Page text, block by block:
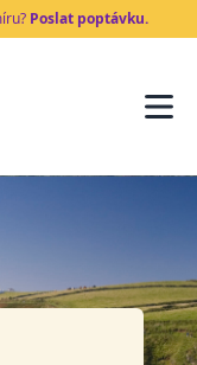
Poslat poptávku.